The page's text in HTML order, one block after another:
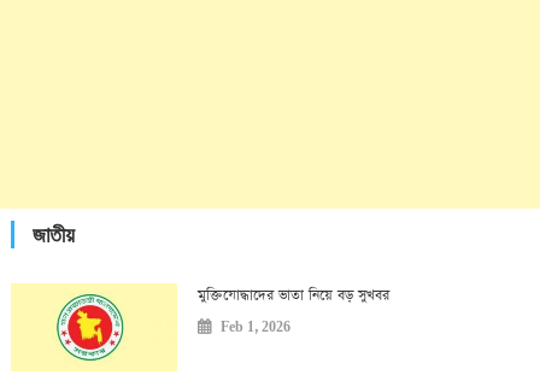
জাতীয়
মুক্তিযোদ্ধাদের ভাতা নিয়ে বড় সুখবর
Feb 1, 2026